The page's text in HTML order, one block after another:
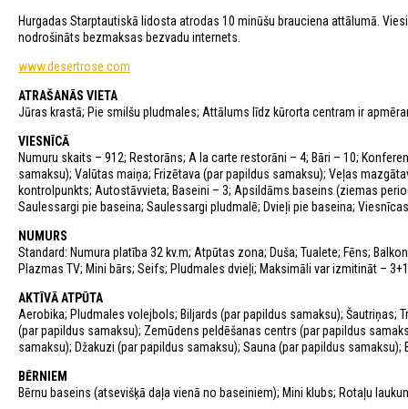
Hurgadas Starptautiskā lidosta atrodas 10 minūšu brauciena attālumā.
nodrošināts bezmaksas bezvadu internets.
www.desertrose.com
ATRAŠANĀS VIETA
Jūras krastā; Pie smilšu pludmales; Attālums līdz kūrorta centram ir
VIESNĪCĀ
Numuru skaits – 912; Restorāns; A la carte restorāni – 4; Bāri – 10;
samaksu); Valūtas maiņa; Frizētava (par papildus samaksu); Veļas
kontrolpunkts; Autostāvvieta; Baseini – 3; Apsildāms baseins (ziemas
Saulessargi pie baseina; Saulessargi pludmalē; Dvieļi pie baseina;
NUMURS
Standard: Numura platība 32 kv.m; Atpūtas zona; Duša; Tualete; Fēns;
Plazmas TV; Mini bārs; Seifs; Pludmales dvieļi; Maksimāli var izmitināt – 3+1
AKTĪVĀ ATPŪTA
Aerobika; Pludmales volejbols; Biljards (par papildus samaksu); Šautriņas;
(par papildus samaksu); Zemūdens peldēšanas centrs (par papildus
samaksu); Džakuzi (par papildus samaksu); Sauna (par papildus
BĒRNIEM
Bērnu baseins (atsevišķā daļa vienā no baseiniem); Mini klubs; Rotaļu